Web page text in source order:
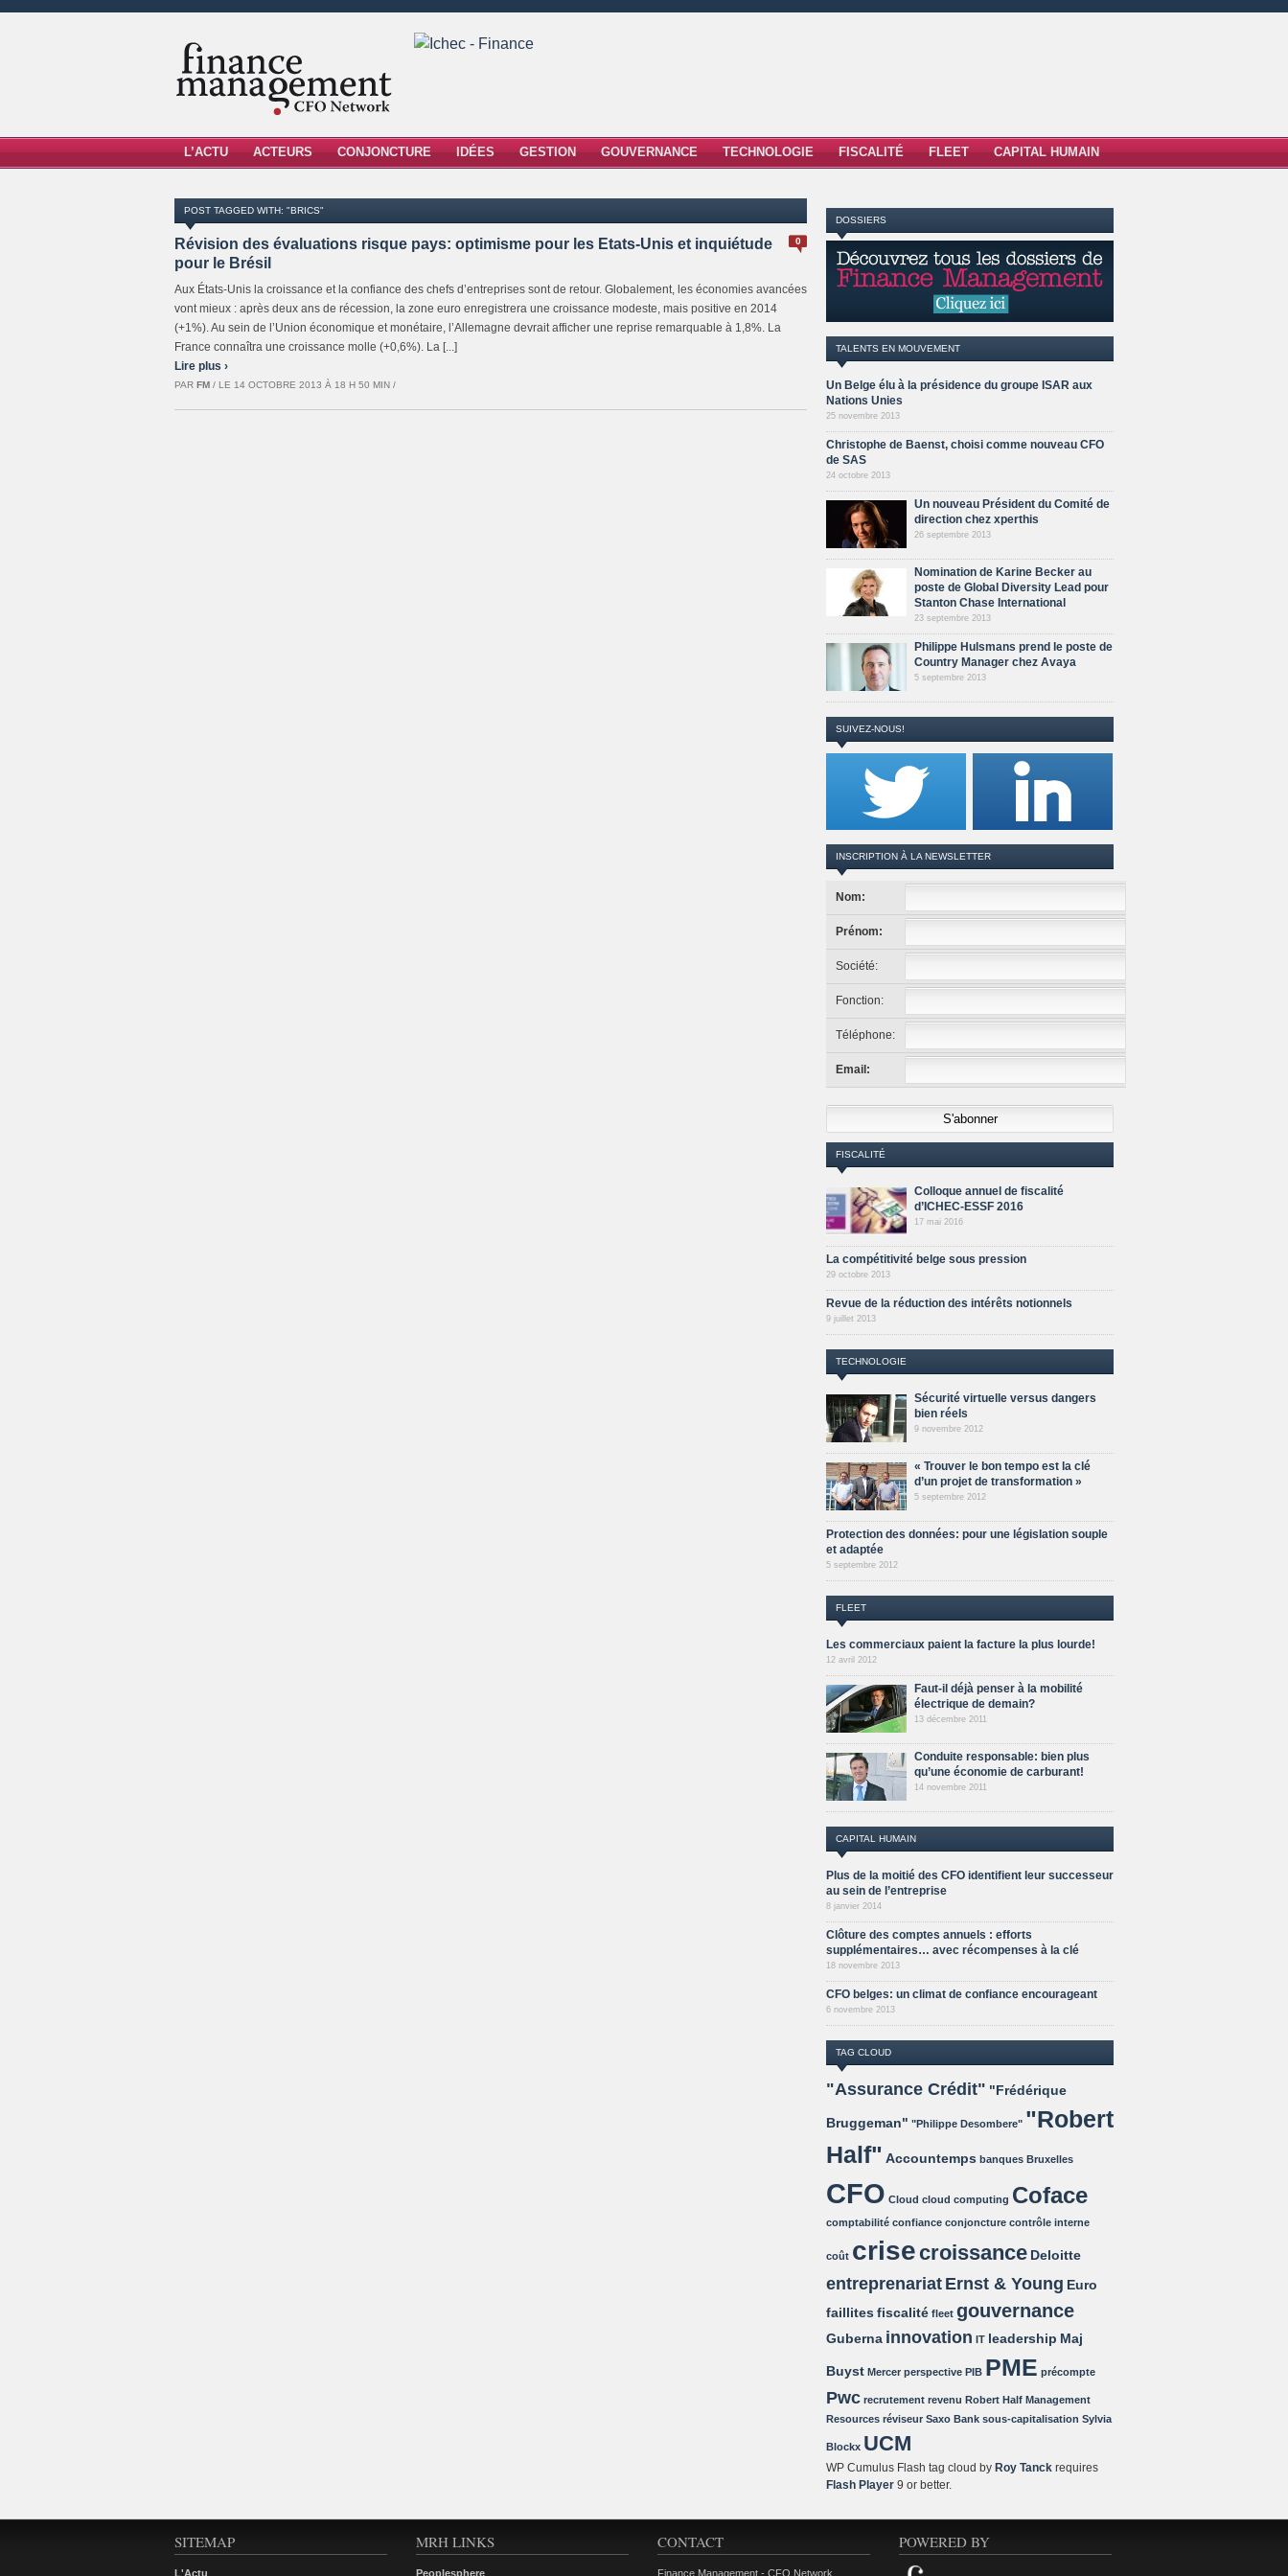
L’ACTU ACTEURS CONJONCTURE IDÉES GESTION GOUVERNANCE TECHNOLOGIE FISCALITÉ FLEET CAPITAL HUMAIN
POST TAGGED WITH: "BRICS"
0
Révision des évaluations risque pays: optimisme pour les Etats-Unis et inquiétude
pour le Brésil
Aux États-Unis la croissance et la confiance des chefs d’entreprises sont de retour. Globalement, les économies avancées
vont mieux : après deux ans de récession, la zone euro enregistrera une croissance modeste, mais positive en 2014
(+1%). Au sein de l’Union économique et monétaire, l’Allemagne devrait afficher une reprise remarquable à 1,8%. La
France connaîtra une croissance molle (+0,6%). La [...]
Lire plus ›
PAR FM / LE 14 OCTOBRE 2013 À 18 H 50 MIN /
DOSSIERS
TALENTS EN MOUVEMENT
Un Belge élu à la présidence du groupe ISAR aux
Nations Unies
25 novembre 2013
Christophe de Baenst, choisi comme nouveau CFO
de SAS
24 octobre 2013
Un nouveau Président du Comité de
direction chez xperthis
26 septembre 2013
Nomination de Karine Becker au
poste de Global Diversity Lead pour
Stanton Chase International
23 septembre 2013
Philippe Hulsmans prend le poste de
Country Manager chez Avaya
5 septembre 2013
SUIVEZ-NOUS!
INSCRIPTION À LA NEWSLETTER
Nom:
Prénom:
Société:
Fonction:
Téléphone:
Email:
FISCALITÉ
Colloque annuel de fiscalité
d’ICHEC-ESSF 2016
17 mai 2016
La compétitivité belge sous pression
29 octobre 2013
Revue de la réduction des intérêts notionnels
9 juillet 2013
TECHNOLOGIE
Sécurité virtuelle versus dangers
bien réels
9 novembre 2012
« Trouver le bon tempo est la clé
d’un projet de transformation »
5 septembre 2012
Protection des données: pour une législation souple
et adaptée
5 septembre 2012
FLEET
Les commerciaux paient la facture la plus lourde!
12 avril 2012
Faut-il déjà penser à la mobilité
électrique de demain?
13 décembre 2011
Conduite responsable: bien plus
qu’une économie de carburant!
14 novembre 2011
CAPITAL HUMAIN
Plus de la moitié des CFO identifient leur successeur
au sein de l’entreprise
8 janvier 2014
Clôture des comptes annuels : efforts
supplémentaires… avec récompenses à la clé
18 novembre 2013
CFO belges: un climat de confiance encourageant
6 novembre 2013
TAG CLOUD
"Assurance Crédit" "Frédérique
Bruggeman" "Philippe Desombere" "Robert
Half" Accountemps banques Bruxelles
CFO Cloud cloud computing Coface
comptabilité confiance conjoncture contrôle interne
coût crise croissance Deloitte
entreprenariat Ernst & Young Euro
faillites fiscalité fleet gouvernance
Guberna innovation IT leadership Maj
Buyst Mercer perspective PIB PME précompte
Pwc recrutement revenu Robert Half Management
Resources réviseur Saxo Bank sous-capitalisation Sylvia
Blockx UCM
WP Cumulus Flash tag cloud by Roy Tanck requires
Flash Player 9 or better.
SITEMAP
L'Actu
MRH LINKS
Peoplesphere
CONTACT
Finance Management - CFO Network
POWERED BY